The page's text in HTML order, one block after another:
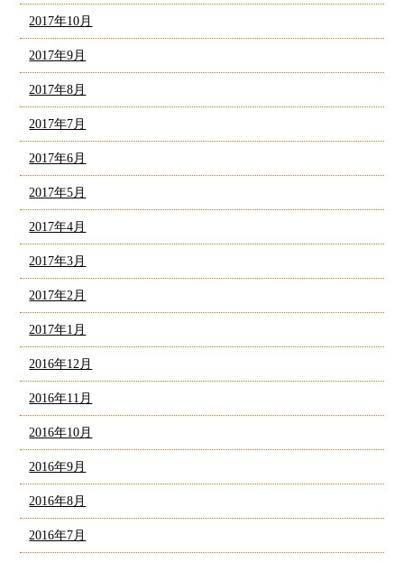
2017年10月
2017年9月
2017年8月
2017年7月
2017年6月
2017年5月
2017年4月
2017年3月
2017年2月
2017年1月
2016年12月
2016年11月
2016年10月
2016年9月
2016年8月
2016年7月